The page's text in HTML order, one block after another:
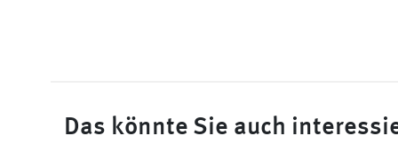
Das könnte Sie auch